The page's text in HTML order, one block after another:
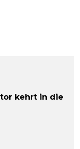
kehrt in die